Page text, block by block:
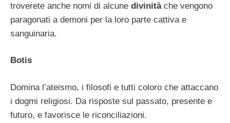
troverete anche nomi di alcune divinità che vengono
paragonati a demoni per la loro parte cattiva e
sanguinaria.
Botis
Domina l’ateismo, i filosofi e tutti coloro che attaccano
i dogmi religiosi. Da risposte sul passato, presente e
futuro, e favorisce le riconciliazioni.